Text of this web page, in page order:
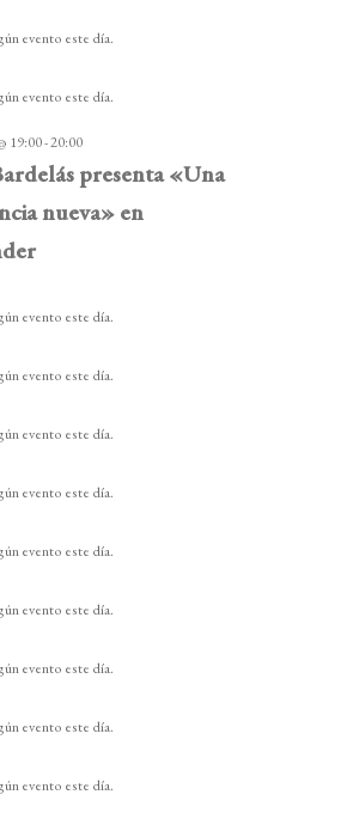
evento este día.
evento este día.
19:00-20:00
presenta «Una
nueva» en
evento este día.
evento este día.
evento este día.
evento este día.
evento este día.
evento este día.
evento este día.
evento este día.
evento este día.